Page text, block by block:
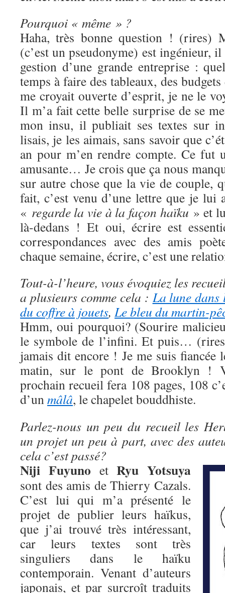
Pourquoi « même » ?
Haha, très bonne question ! (rires)
(c’est un pseudonyme) est ingénieur,
gestion d’une grande entreprise :
temps à faire des tableaux, des
me croyait ouverte d’esprit, je ne le
Il m’a fait cette belle surprise de se
mon insu, il publiait ses textes sur
lisais, je les aimais, sans savoir que
an pour m’en rendre compte. Ce fut
amusante… Je crois que ça nous
sur autre chose que la vie de couple,
fait, c’est venu d’une lettre que je
« regarde la vie à la façon haïku » et
là-dedans ! Et oui, écrire est
correspondances avec des amis
chaque semaine, écrire, c’est une
Tout-à-l’heure, vous évoquiez les
a plusieurs comme cela :La lune dans
du coffre à jouets,Le bleu du martin-
Hmm, oui pourquoi? (Sourire
le symbole de l’infini. Et puis…
jamais dit encore ! Je me suis fiancée
matin, sur le pont de Brooklyn !
prochain recueil fera 108 pages, 108
d’unmâlâ, le chapelet bouddhiste.
Parlez-nous un peu du recueil les
un projet un peu à part, avec des
cela c’est passé?
Niji Fuyuno etRyu Yotsuya
sont des amis de Thierry Cazals.
C’est lui qui m’a présenté le
projet de publier leurs haïkus,
que j’ai trouvé très intéressant,
car leurs textes sont très
singuliers dans le haïku
contemporain. Venant d’auteurs
japonais, et par surcroît traduits